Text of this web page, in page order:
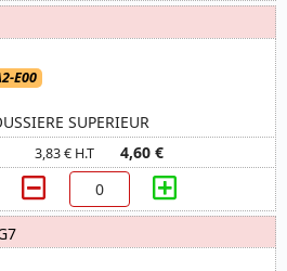
E00
SUPERIEUR
3,83 € H.T 4,60 €